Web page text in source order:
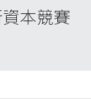
本競賽